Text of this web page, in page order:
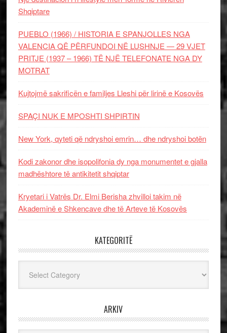
Shqiptare
PUEBLO (1966) / HISTORIA E SPANJOLLES NGA
VALENCIA QË PËRFUNDOI NË LUSHNJE — 29 VJET
PRITJE (1937 – 1966) TË NJË TELEFONATE NGA DY
MOTRAT
Kujtojmë sakrificën e familjes Lleshi për lirinë e Kosovës
SPAÇI NUK E MPOSHTI SHPIRTIN
New York, qyteti që ndryshoi emrin… dhe ndryshoi botën
Kodi zakonor dhe isopolifonia dy nga monumentet e gjalla
madhështore të antikitetit shqiptar
Kryetari i Vatrës Dr. Elmi Berisha zhvilloi takim në
Akademinë e Shkencave dhe të Arteve të Kosovës
KATEGORITË
ARKIV